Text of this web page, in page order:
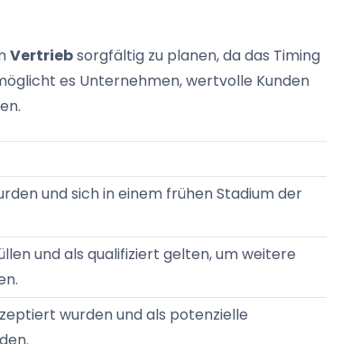
Vertriebsorgfältig zu planen, da das Timing
es Unternehmen, wertvolle Kunden
und sich in einem frühen Stadium der
und als qualifiziert gelten, um weitere
wurden und als potenzielle